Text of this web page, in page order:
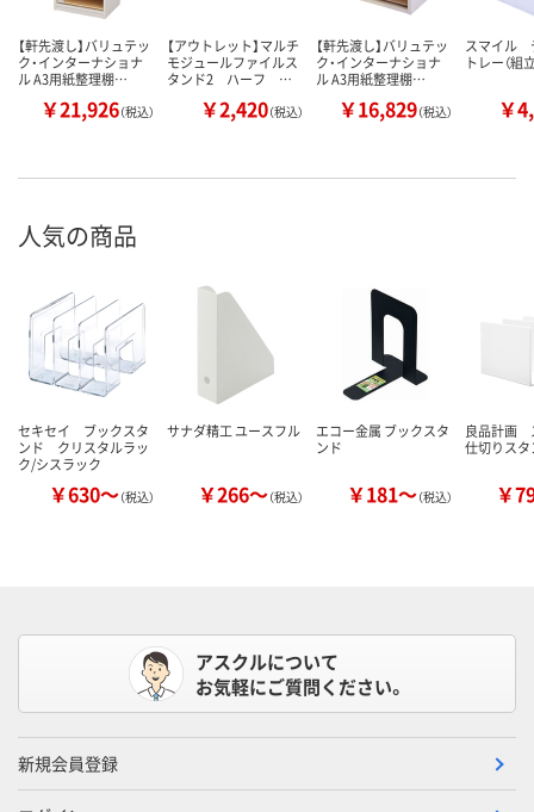
【軒先渡し】バリュテッ
ク・インターナショナ
ル A3用紙整理棚…
￥21,926（税込）
【アウトレット】マルチ
モジュールファイルス
タンド2 ハーフ …
￥2,420（税込）
【軒先渡し】バリュテッ
ク・インターナショナ
ル A3用紙整理棚…
￥16,829（税込）
スマイル
トレー（
￥
人気の商品
セキセイ ブックスタ
ンド クリスタルラッ
ク/シスラック
￥630～（税込）
サナダ精工 ユースフル
￥266～（税込）
エコー金属 ブックスタ
ンド
￥181～（税込）
良品計画
仕切りスタ
￥
アスクルについて
お気軽にご質問ください。
新規会員登録